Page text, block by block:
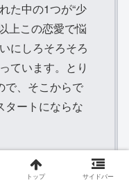
た中の1つが“少
上この恋愛で悩
にしろそろそろ
ています。とり
で、そこからで
ートにならな
トップ サイドバー